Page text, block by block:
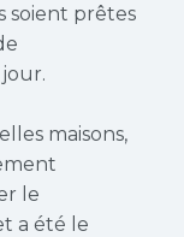
soient prêtes
maisons,
le
a été le